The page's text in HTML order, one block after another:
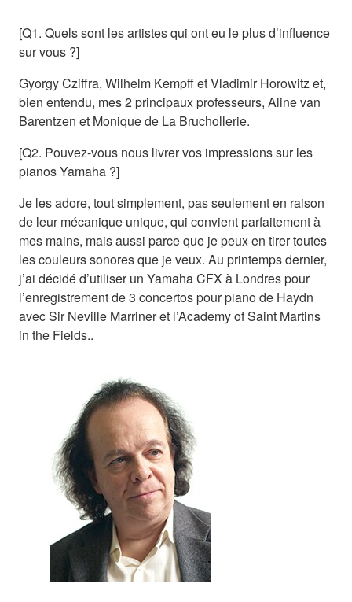
[Q1. Quels sont les artistes qui ont eu le plus d’influence
sur vous ?]
Gyorgy Cziffra, Wilhelm Kempff et Vladimir Horowitz et,
bien entendu, mes 2 principaux professeurs, Aline van
Barentzen et Monique de La Bruchollerie.
[Q2. Pouvez-vous nous livrer vos impressions sur les
pianos Yamaha ?]
Je les adore, tout simplement, pas seulement en raison
de leur mécanique unique, qui convient parfaitement à
mes mains, mais aussi parce que je peux en tirer toutes
les couleurs sonores que je veux. Au printemps dernier,
j’ai décidé d’utiliser un Yamaha CFX à Londres pour
l’enregistrement de 3 concertos pour piano de Haydn
avec Sir Neville Marriner et l’Academy of Saint Martins
in the Fields..